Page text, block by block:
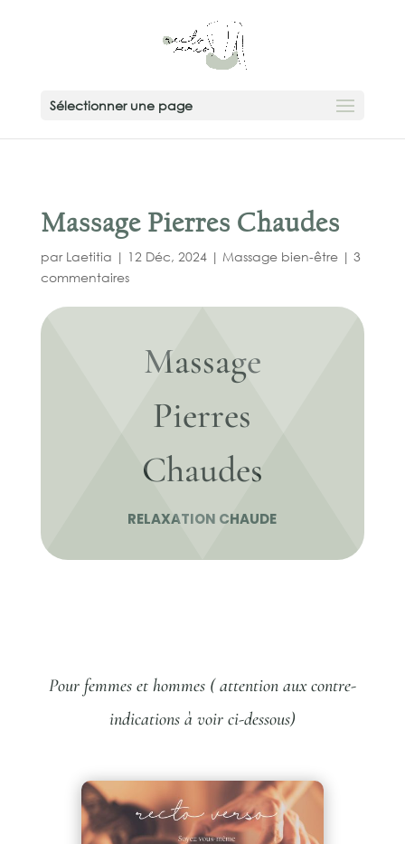
Sélectionner une page
Massage Pierres Chaudes
par Laetitia | 12 Déc, 2024| Massage bien-être| 3
commentaires
Massage
Pierres
Chaudes
RELAXATION CHAUDE
Pour femmes et hommes ( attention aux contre-
indications à voir ci-dessous)